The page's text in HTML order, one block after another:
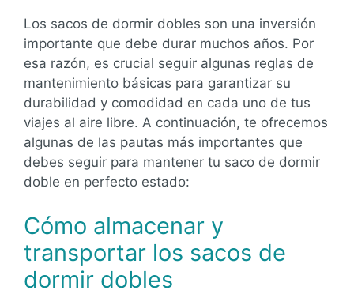
Los sacos de dormir dobles son una inversión
importante que debe durar muchos años. Por
esa razón, es crucial seguir algunas reglas de
mantenimiento básicas para garantizar su
durabilidad y comodidad en cada uno de tus
viajes al aire libre. A continuación, te ofrecemos
algunas de las pautas más importantes que
debes seguir para mantener tu saco de dormir
doble en perfecto estado:
Cómo almacenar y
transportar los sacos de
dormir dobles